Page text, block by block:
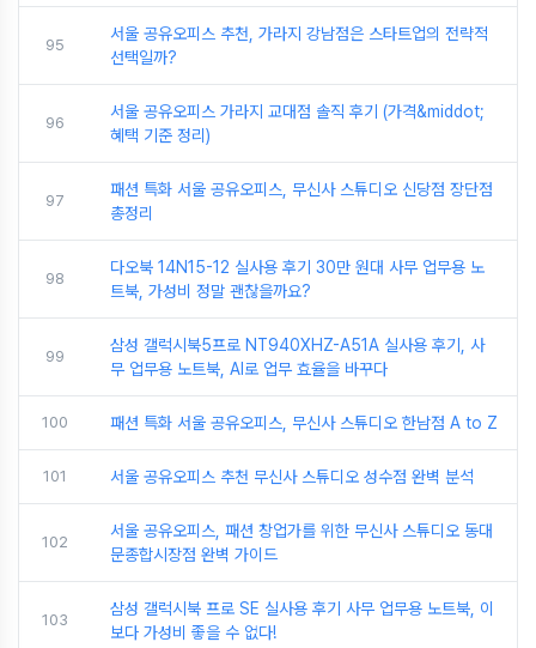
95
서울 공유오피스 추천, 가라지 강남점은 스타트업의 전략적
선택일까?
96
서울 공유오피스 가라지 교대점 솔직 후기 (가격&middot;
혜택 기준 정리)
97
패션 특화 서울 공유오피스, 무신사 스튜디오 신당점 장단점
총정리
98
다오북 14N15-12 실사용 후기 30만 원대 사무 업무용 노
트북, 가성비 정말 괜찮을까요?
99
삼성 갤럭시북5프로 NT940XHZ-A51A 실사용 후기, 사
무 업무용 노트북, AI로 업무 효율을 바꾸다
100 패션 특화 서울 공유오피스, 무신사 스튜디오 한남점 A to Z
101 서울 공유오피스 추천 무신사 스튜디오 성수점 완벽 분석
102
서울 공유오피스, 패션 창업가를 위한 무신사 스튜디오 동대
문종합시장점 완벽 가이드
103
삼성 갤럭시북 프로 SE 실사용 후기 사무 업무용 노트북, 이
보다 가성비 좋을 수 없다!